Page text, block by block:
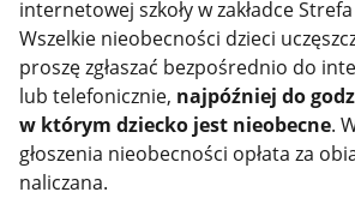
internetowej szkoły w zakładce
Wszelkie nieobecności dzieci
proszę zgłaszać bezpośrednio do
lub telefonicznie, najpóźniej do
w którym dziecko jest nieobecne.
głoszenia nieobecności opłata za
naliczana.